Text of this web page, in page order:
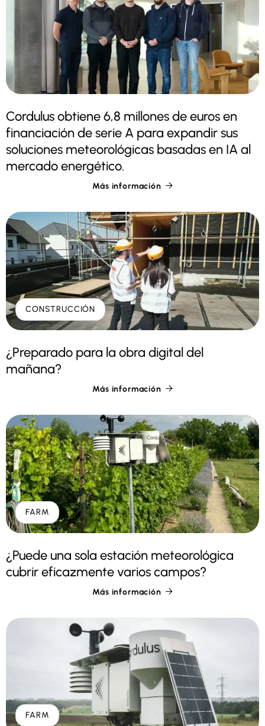
Cordulus obtiene 6,8 millones de euros en
financiación de serie A para expandir sus
soluciones meteorológicas basadas en IA al
mercado energético.
Más información 
CONSTRUCCIÓN
¿Preparado para la obra digital del
mañana?
Más información 
FARM
¿Puede una sola estación meteorológica
cubrir eficazmente varios campos?
Más información 
FARM